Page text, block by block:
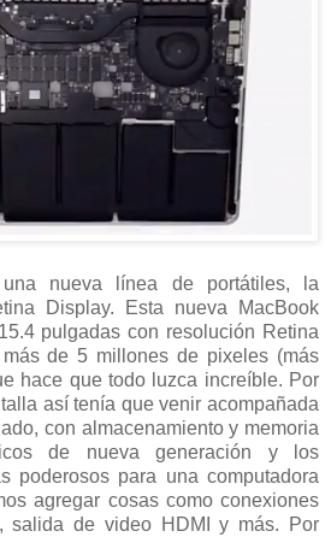
nueva línea de portátiles, la
Display. Esta nueva MacBook
pulgadas con resolución Retina
de 5 millones de pixeles (más
hace que todo luzca increíble. Por
así tenía que venir acompañada
con almacenamiento y memoria
de nueva generación y los
poderosos para una computadora
agregar cosas como conexiones
salida de video HDMI y más. Por